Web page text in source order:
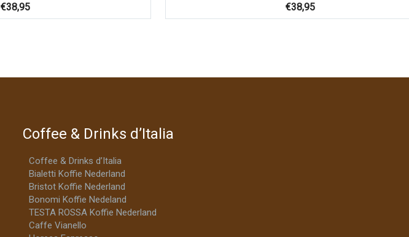
€38,95 €38,95
Coffee & Drinks d’Italia
Coffee & Drinks d’Italia
Bialetti Koffie Nederland
Bristot Koffie Nederland
Bonomi Koffie Nedeland
TESTA ROSSA Koffie Nederland
Caffe Vianello